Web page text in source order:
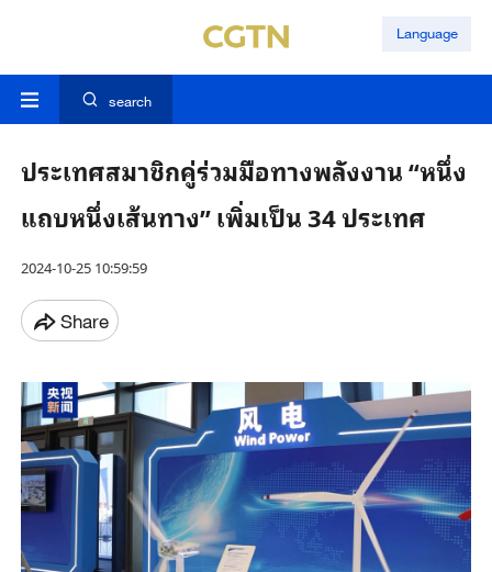
Language
search
ประเทศสมาชิกคู่ร่วมมือทางพลังงาน “หนึ่ง
แถบหนึ่งเส้นทาง” เพิ่มเป็น 34 ประเทศ
2024-10-25 10:59:59
Share